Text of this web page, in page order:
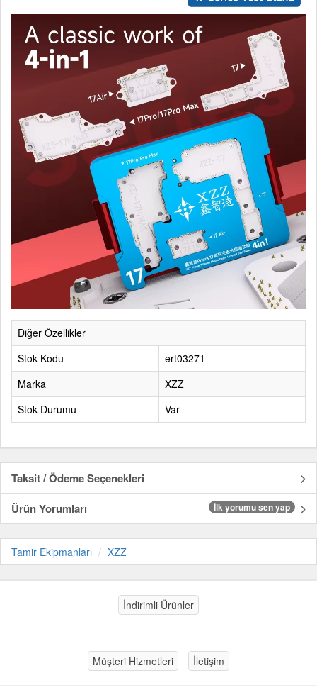
Diğer Özellikler
Stok Kodu
ert03271
Marka
XZZ
Stok Durumu
Var
Taksit / Ödeme Seçenekleri
Ürün Yorumları
İlk yorumu sen yap
Tamir Ekipmanları XZZ
İndirimli Ürünler
Müşteri Hizmetleri İletişim